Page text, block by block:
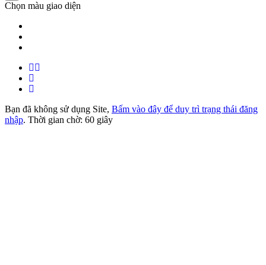
Chọn màu giao diện
Bạn đã không sử dụng Site, Bấm vào đây để duy trì trạng thái đăng
nhập. Thời gian chờ: 60 giây